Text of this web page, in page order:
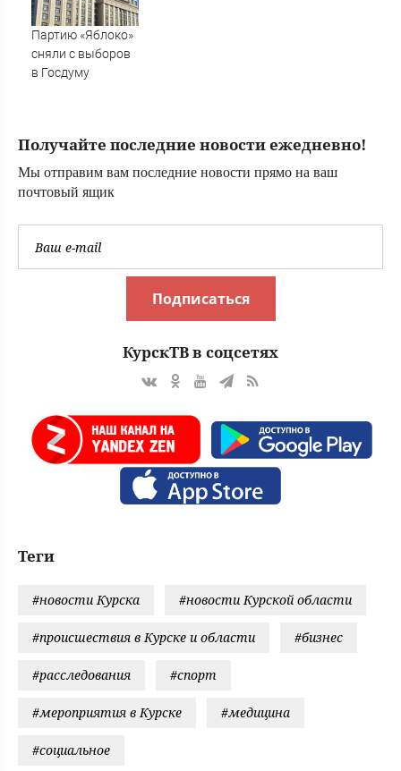
России
Партию «Яблоко»
сняли с выборов
в Госдуму
Получайте последние новости ежедневно!
Мы отправим вам последние новости прямо на ваш
почтовый ящик
Подписаться
КурскТВ в соцсетях
Теги
#новости Курска #новости Курской области
#происшествия в Курске и области #бизнес
#расследования #спорт
#мероприятия в Курске #медицина
#социальное